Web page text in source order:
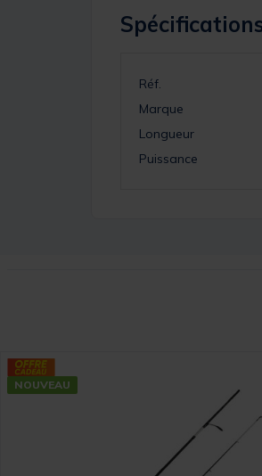
Réf.
Marque
Longueur
Puissance
NOUVEAU